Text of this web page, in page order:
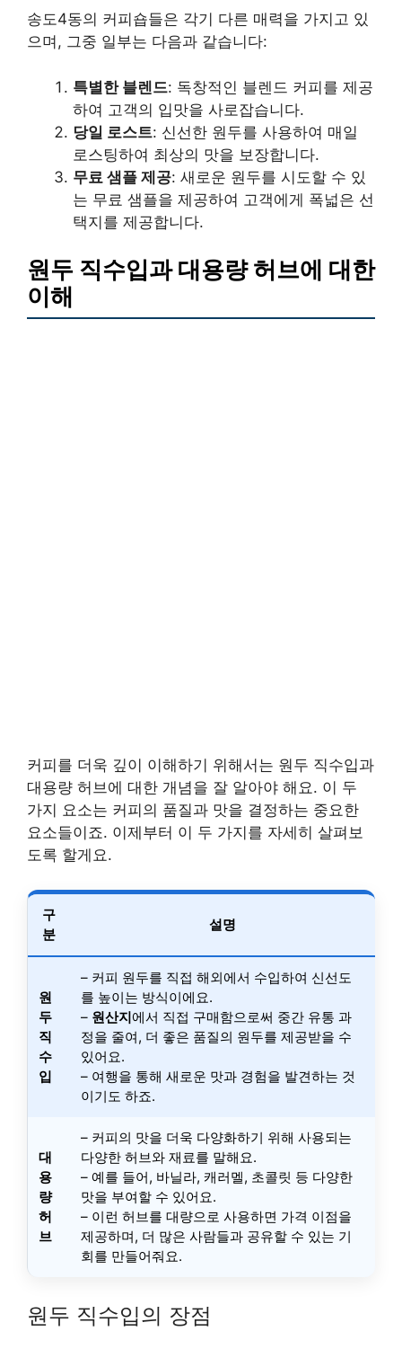
송도4동의 커피숍들은 각기 다른 매력을 가지고 있
으며, 그중 일부는 다음과 같습니다:
특별한 블렌드: 독창적인 블렌드 커피를 제공
하여 고객의 입맛을 사로잡습니다.
당일 로스트: 신선한 원두를 사용하여 매일
로스팅하여 최상의 맛을 보장합니다.
무료 샘플 제공: 새로운 원두를 시도할 수 있
는 무료 샘플을 제공하여 고객에게 폭넓은 선
택지를 제공합니다.
원두 직수입과 대용량 허브에 대한
이해
커피를 더욱 깊이 이해하기 위해서는 원두 직수입과
대용량 허브에 대한 개념을 잘 알아야 해요. 이 두
가지 요소는 커피의 품질과 맛을 결정하는 중요한
요소들이죠. 이제부터 이 두 가지를 자세히 살펴보
도록 할게요.
구
분
설명
원
두
직
수
입
– 커피 원두를 직접 해외에서 수입하여 신선도
를 높이는 방식이에요.
– 원산지에서 직접 구매함으로써 중간 유통 과
정을 줄여, 더 좋은 품질의 원두를 제공받을 수
있어요.
– 여행을 통해 새로운 맛과 경험을 발견하는 것
이기도 하죠.
대
용
량
허
브
– 커피의 맛을 더욱 다양화하기 위해 사용되는
다양한 허브와 재료를 말해요.
– 예를 들어, 바닐라, 캐러멜, 초콜릿 등 다양한
맛을 부여할 수 있어요.
– 이런 허브를 대량으로 사용하면 가격 이점을
제공하며, 더 많은 사람들과 공유할 수 있는 기
회를 만들어줘요.
원두 직수입의 장점